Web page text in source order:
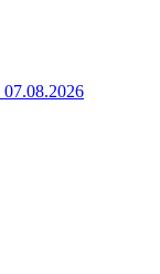
07.08.2026